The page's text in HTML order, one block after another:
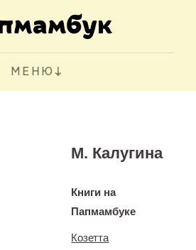
МЕНЮ
М. Калугина
Книги на
Папмамбуке
Козетта